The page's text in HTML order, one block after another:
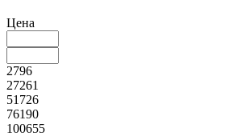
Цена
2796
27261
51726
76190
100655